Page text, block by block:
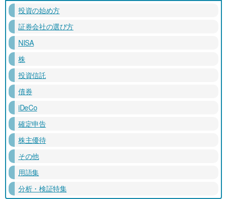
投資の始め方
証券会社の選び方
NISA
株
投資信託
債券
iDeCo
確定申告
株主優待
その他
用語集
分析・検証特集